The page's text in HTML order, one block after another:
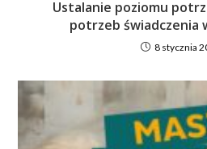
Ustalanie poziomu
potrzeb świadczenia
8 stycznia